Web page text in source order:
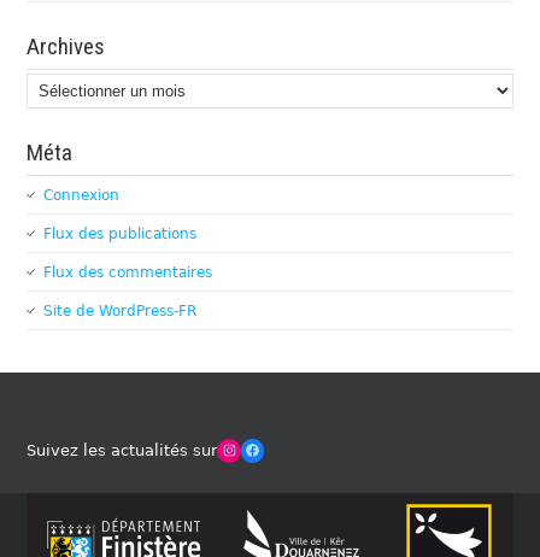
Archives
Archives
Méta
Connexion
Flux des publications
Flux des commentaires
Site de WordPress-FR
Suivez les actualités surWinches Club OfficielFacebook